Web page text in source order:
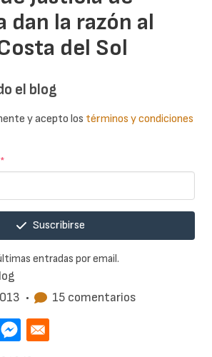
• 15 comentarios
dan la razón al
del Sol
el blog
y acepto los términos y condiciones
*
Suscribirse
entradas por email.